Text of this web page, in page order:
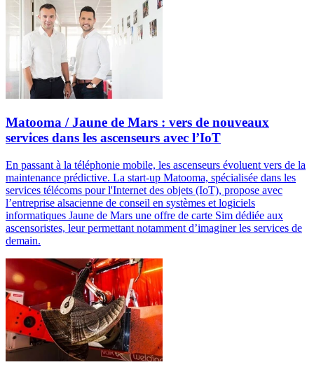
Matooma / Jaune de Mars : vers de nouveaux
services dans les ascenseurs avec l’IoT
En passant à la téléphonie mobile, les ascenseurs évoluent vers de la
maintenance prédictive. La start-up Matooma, spécialisée dans les
services télécoms pour l'Internet des objets (IoT), propose avec
l’entreprise alsacienne de conseil en systèmes et logiciels
informatiques Jaune de Mars une offre de carte Sim dédiée aux
ascensoristes, leur permettant notamment d’imaginer les services de
demain.